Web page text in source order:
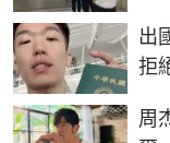
出
拒
周